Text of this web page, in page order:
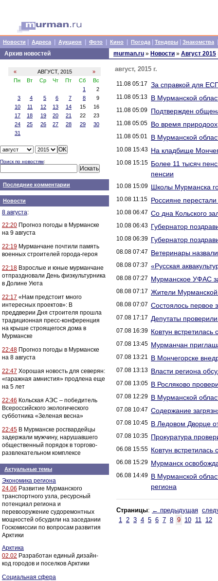
Новости Адреса Аукцион Фото Кино Погода Тендеры Знакомства
Архив новостей
« АВГУСТ, 2015
»
Пн
Вт Ср Чт Пт Сб
Вс
1
2
3
4 5 6 7 8
9
10
11 12 13 14 15
16
17
18 19 20 21 22
23
24
25 26 27 28 29
30
31
Поиск по новостям:
Последние комментарии
Новости
8 августа:
22:20 Прогноз погоды в Мурманске
на 9 августа
22:19 Мурманчане почтили память
военных строителей города-героя
22:18 Взрослые и юные мурманчане
отпраздновали День физкультурника
в Долине Уюта
22:17 «Нам предстоит много
интересных проектов»: В
преддверии Дня строителя прошла
традиционная пресс-конференция
на крыше строящегося дома в
Мурманске
22:48 Прогноз погоды в Мурманске
на 8 августа
22:47 Хорошая новость для северян:
«гаражная амнистия» продлена еще
на 5 лет
22:46 Кольская АЭС – победитель
Всероссийского экологического
субботника «Зеленая весна»
22:45 В Мурманске росгвардейцы
задержали мужчину, нарушавшего
общественный порядок в торгово-
развлекательном комплексе
Актуальные темы
Экономика региона
24.06 Развитие Мурманского
транспортного узла, ресурсный
потенциал региона и
перевооружение судоремонтных
мощностей обсудили на заседании
Госкомиссии по вопросам развития
Арктики
Арктика
02.02 Разработан единый дизайн-
код городов и поселков Арктики
Социальная сфера
murman.ru » Новости » Август 2015
август, 2015 г.
11.08 05:17 За справкой для
11.08 05:13 В Мурманской
11.08 05:09 Подтвержден
11.08 05:05 Во время
11.08 05:01 В Мурманской
10.08 15:43 На кладбище
10.08 15:15 Более 11 тысяч
пенсии
10.08 15:09 Школы Мурманска
10.08 11:15 Россияне
10.08 06:47 Со дна Кольского
10.08 06:43 Губернатор
10.08 06:39 Губернатор
08.08 07:47 Ветеринары
08.08 07:37 «Русская
08.08 07:27 Мурманское УФАС
08.08 07:17 Жители Мурманской
08.08 07:07 Состоялось первое
07.08 17:17 Депутаты
07.08 16:39 Ковтун
07.08 13:45 Мурманчан
07.08 13:21 В Мончегорске
07.08 13:13 Власти региона
07.08 13:05 В Росляково
07.08 12:29 В Мурманской
07.08 10:47 Содержание
07.08 10:45 В Ледовом Дворце
07.08 10:35 Прокуратура
06.08 15:55 Ковтун встретилась
06.08 15:29 Мурманск
06.08 14:49 В Мурманской
региона
Страницы: ← предыдущая
1 2 3 4 5 6 7 8 9 10 11 12